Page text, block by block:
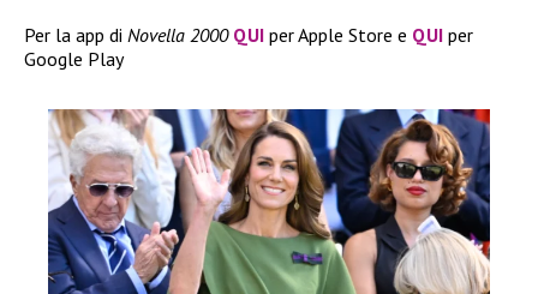
Per la app di Novella 2000 QUI per Apple Store e QUI per
Google Play